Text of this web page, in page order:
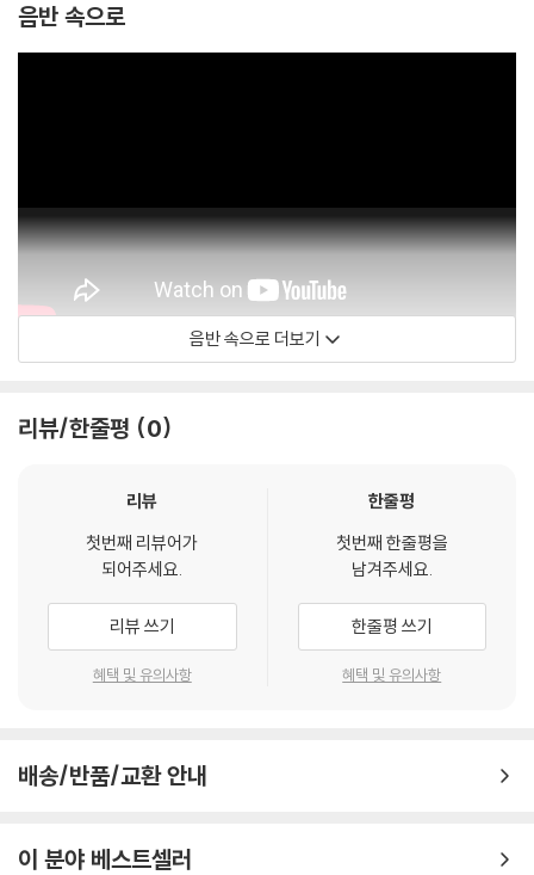
음반 속으로
음반 속으로 더보기
리뷰/한줄평 0
리뷰
첫번째 리뷰어가
되어주세요.
리뷰 쓰기
혜택 및 유의사항
한줄평
첫번째 한줄평을
남겨주세요.
한줄평 쓰기
혜택 및 유의사항
배송/반품/교환 안내
이 분야 베스트셀러